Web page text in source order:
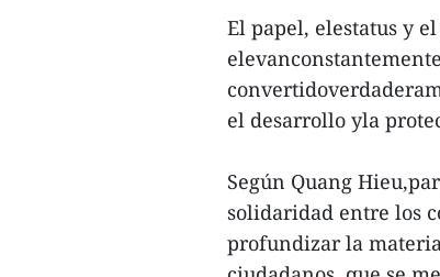
El papel, elestatus y
el desarrollo yla
Según Quang
solidaridad entre los
profundizar la